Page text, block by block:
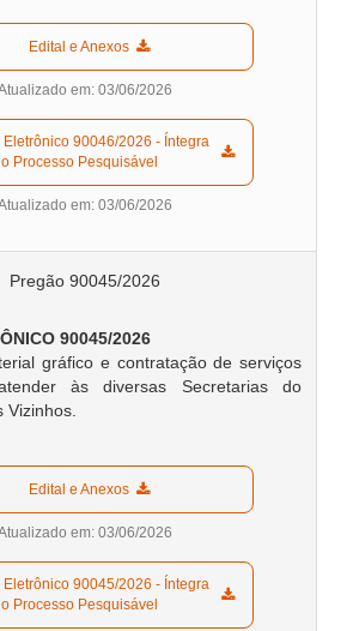
  Edital e Anexos
em: 03/06/2026
Processo Pesquisável
em: 03/06/2026
Pregão 90045/2026
90045/2026
gráfico e contratação de serviços
às diversas Secretarias do
Vizinhos.
  Edital e Anexos
em: 03/06/2026
Processo Pesquisável